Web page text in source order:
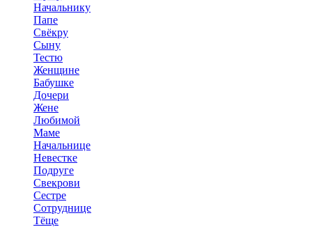
Начальнику
Папе
Свёкру
Сыну
Тестю
Женщине
Бабушке
Дочери
Жене
Любимой
Маме
Начальнице
Невестке
Подруге
Свекрови
Сестре
Сотруднице
Тёще